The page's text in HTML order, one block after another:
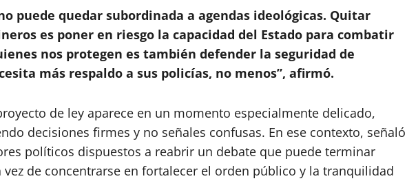
puede quedar subordinada a agendas ideológicas. Quitar
es poner en riesgo la capacidad del Estado para combatir
nos protegen es también defender la seguridad de
más respaldo a sus policías, no menos”, afirmó.
de ley aparece en un momento especialmente delicado,
decisiones firmes y no señales confusas. En ese contexto, señaló
políticos dispuestos a reabrir un debate que puede terminar
de concentrarse en fortalecer el orden público y la tranquilidad